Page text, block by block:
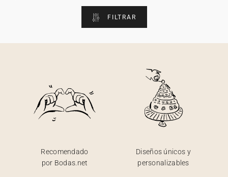
FILTRAR
Recomendado
por Bodas.net
Diseños únicos y
personalizables